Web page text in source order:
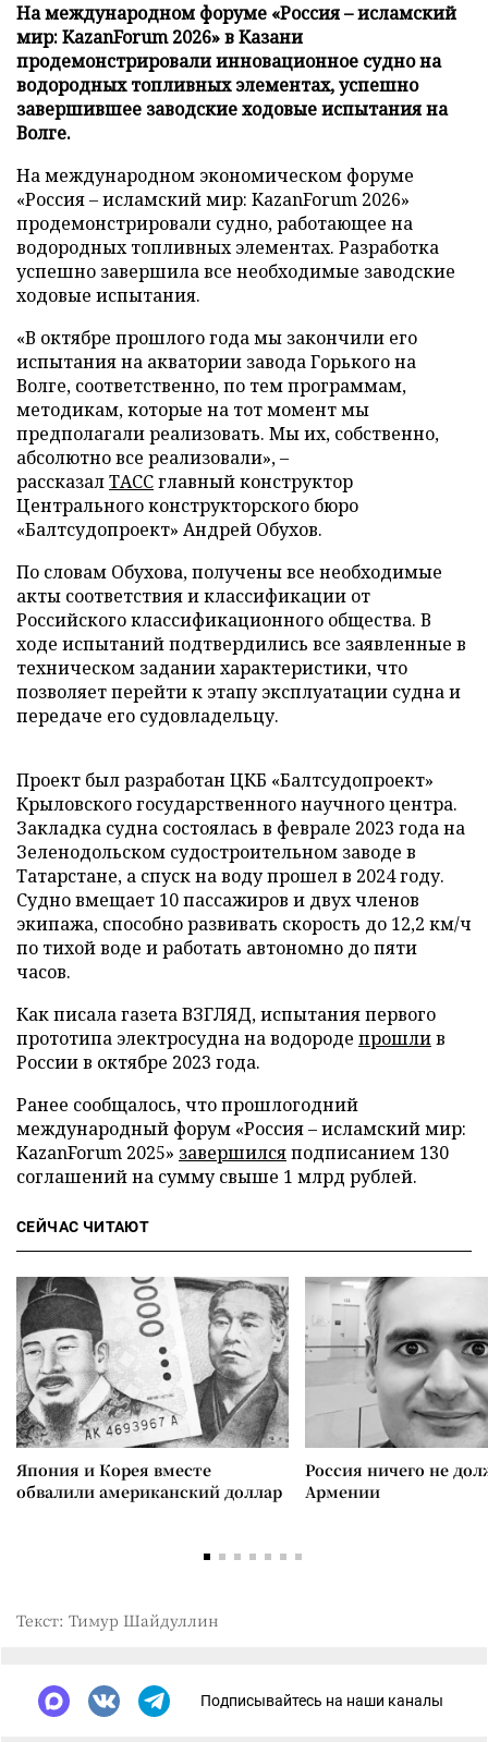
На международном форуме «Россия – исламский
мир: KazanForum 2026» в Казани
продемонстрировали инновационное судно на
водородных топливных элементах, успешно
завершившее заводские ходовые испытания на
Волге.
На международном экономическом форуме
«Россия – исламский мир: KazanForum 2026»
продемонстрировали судно, работающее на
водородных топливных элементах. Разработка
успешно завершила все необходимые заводские
ходовые испытания.
«В октябре прошлого года мы закончили его
испытания на акватории завода Горького на
Волге, соответственно, по тем программам,
методикам, которые на тот момент мы
предполагали реализовать. Мы их, собственно,
абсолютно все реализовали», –
рассказалТАССглавный конструктор
Центрального конструкторского бюро
«Балтсудопроект» Андрей Обухов.
По словам Обухова, получены все необходимые
акты соответствия и классификации от
Российского классификационного общества. В
ходе испытаний подтвердились все заявленные в
техническом задании характеристики, что
позволяет перейти к этапу эксплуатации судна и
передаче его судовладельцу.
Проект был разработан ЦКБ «Балтсудопроект»
Крыловского государственного научного центра.
Закладка судна состоялась в феврале 2023 года на
Зеленодольском судостроительном заводе в
Татарстане, а спуск на воду прошел в 2024 году.
Судно вмещает 10 пассажиров и двух членов
экипажа, способно развивать скорость до 12,2 км/ч
по тихой воде и работать автономно до пяти
часов.
Как писала газета ВЗГЛЯД, испытания первого
прототипа электросудна на водороде прошлив
России в октябре 2023 года.
Ранее сообщалось, что прошлогодний
международный форум «Россия – исламский мир:
KazanForum 2025» завершилсяподписанием 130
соглашений на сумму свыше 1 млрд рублей.
СЕЙЧАС ЧИТАЮТ
Япония и Корея вместе
обвалили американский доллар
Россия ничего не
Армении
Текст: Тимур Шайдуллин
Подписывайтесь на наши каналы